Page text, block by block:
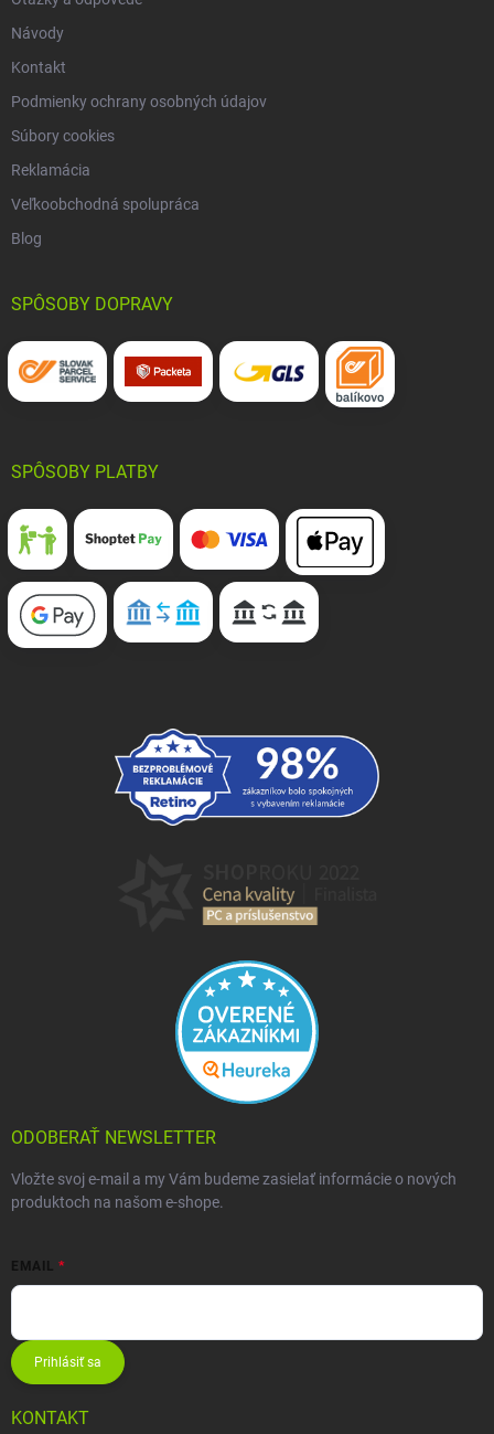
Návody
Kontakt
Podmienky ochrany osobných údajov
Súbory cookies
Reklamácia
Veľkoobchodná spolupráca
Blog
SPÔSOBY DOPRAVY
SPÔSOBY PLATBY
ODOBERAŤ NEWSLETTER
Vložte svoj e-mail a my Vám budeme zasielať informácie o nových
produktoch na našom e-shope.
EMAIL
Prihlásiť sa
KONTAKT